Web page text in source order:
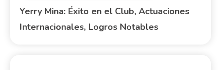
Yerry Mina: Éxito en el Club, Actuaciones
Internacionales, Logros Notables